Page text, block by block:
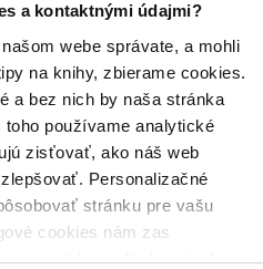
a kontaktnými údajmi?
webe správate, a mohli
na knihy, zbierame cookies.
a bez nich by naša stránka
používame analytické
zisťovať, ako náš web
Personalizačné
stránku pre vašu
cookies nám zas
reklamy. Niektoré údaje